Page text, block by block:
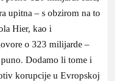
upitna – s obzirom na to
Hier, kao i
o 323 milijarde –
Dodamo li tome i
korupcije u Evropskoj